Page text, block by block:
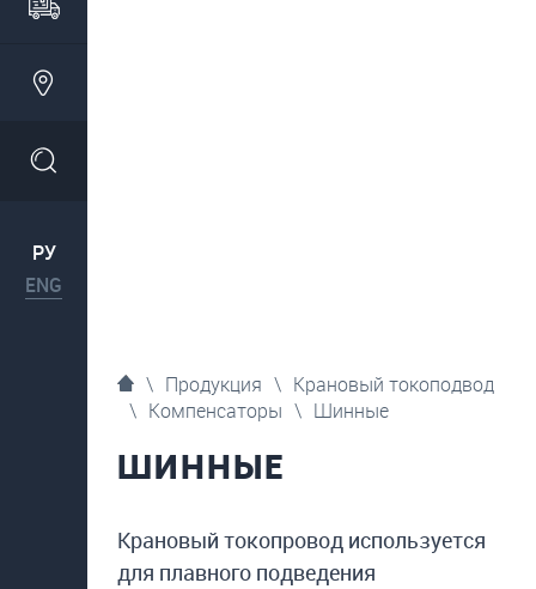
РУ
ENG
\ Продукция \ Крановый токоподвод
\ Компенсаторы \ Шинные
ШИННЫЕ
Крановый токопровод используется
для плавного подведения